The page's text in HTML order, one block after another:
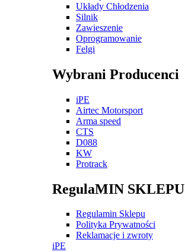
Układy Chłodzenia
Silnik
Zawieszenie
Oprogramowanie
Felgi
Wybrani Producenci
iPE
Airtec Motorsport
Arma speed
CTS
D088
KW
Protrack
RegulaMIN SKLEPU
Regulamin Sklepu
Polityka Prywatności
Reklamacje i zwroty
iPE